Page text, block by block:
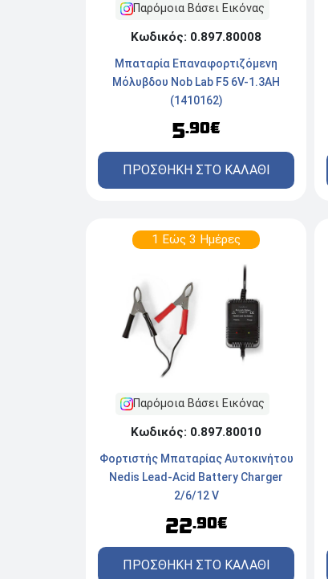
Παρόμοια Βάσει Εικόνας
Κωδικός: 0.897.80008
Μπαταρία Επαναφορτιζόμενη
Μόλυβδου Nob Lab F5 6V-1.3AH
(1410162)
5.90€
ΠΡΟΣΘΗΚΗ ΣΤΟ ΚΑΛΑΘΙ
1 Εώς 3 Ημέρες
Παρόμοια Βάσει Εικόνας
Κωδικός: 0.897.80010
Φορτιστής Μπαταρίας Αυτοκινήτου
Nedis Lead-Acid Battery Charger
2/6/12 V
22.90€
ΠΡΟΣΘΗΚΗ ΣΤΟ ΚΑΛΑΘΙ